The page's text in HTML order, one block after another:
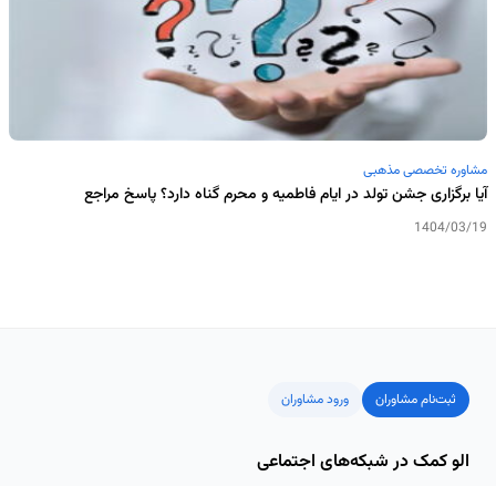
مشاوره تخصصی مذهبی
آیا برگزاری جشن تولد در ایام فاطمیه و محرم گناه دارد؟ پاسخ مراجع
1404/03/19
ثبت‌نام مشاوران ورود مشاوران
الو کمک در شبکه‌های اجتماعی